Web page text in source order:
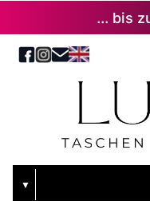
... bis
▼